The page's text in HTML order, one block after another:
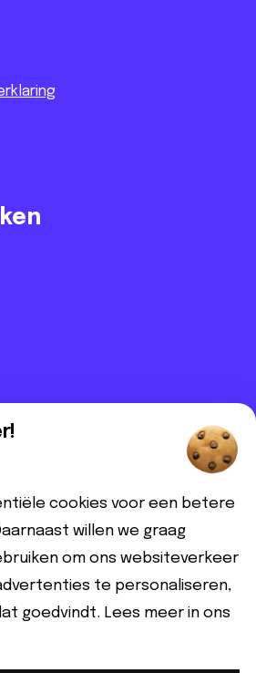
cookies voor een betere
willen we graag
om ons websiteverkeer
te personaliseren,
goedvindt. Lees meer in ons